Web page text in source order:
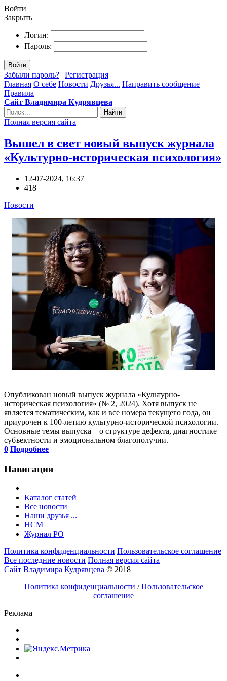
Войти
Закрыть
Логин:
Пароль:
Войти
Забыли пароль? | Регистрация
Главная О себе Новости Друзья... Направить сообщение
Правила
Сайт Владимира Кудрявцева
Найти
Полная версия сайта
Вышел в свет новый выпуск журнала
«Культурно-историческая психология»
12-07-2024, 16:37
418
Новости
Опубликован новый выпуск журнала «Культурно-
историческая психология» (№ 2, 2024). Хотя выпуск не
является тематическим, как и все номера текущего года, он
приурочен к 100-летию культурно-исторической психологии.
Основные темы выпуска – о структуре дефекта, диагностике
субъектности и эмоциональном благополучии.
0 Подробнее
Навигация
Каталог статей
Все новости
Наши друзья ...
HCM
Журнал РО
Политика конфиденциальности Пользовательское соглашение
Все последние новости Полная версия сайта
Сайт Владимира Кудрявцева © 2018
Политика конфиденциальности /Пользовательское
соглашение
Реклама